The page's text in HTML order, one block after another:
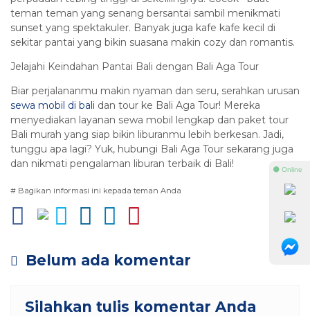
teman teman yang senang bersantai sambil menikmati
sunset yang spektakuler. Banyak juga kafe kafe kecil di
sekitar pantai yang bikin suasana makin cozy dan romantis.
Jelajahi Keindahan Pantai Bali dengan Bali Aga Tour
Biar perjalananmu makin nyaman dan seru, serahkan urusan
sewa mobil di bali dan tour ke Bali Aga Tour! Mereka
menyediakan layanan sewa mobil lengkap dan paket tour
Bali murah yang siap bikin liburanmu lebih berkesan. Jadi,
tunggu apa lagi? Yuk, hubungi Bali Aga Tour sekarang juga
dan nikmati pengalaman liburan terbaik di Bali!
# Bagikan informasi ini kepada teman Anda
Belum ada komentar
Silahkan tulis komentar Anda
⚫ Online